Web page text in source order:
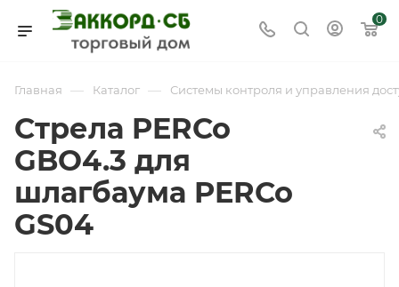
0
Главная — Каталог — Системы контроля и управления
Стрела PERCo
GBO4.3 для
шлагбаума PERCo
GS04